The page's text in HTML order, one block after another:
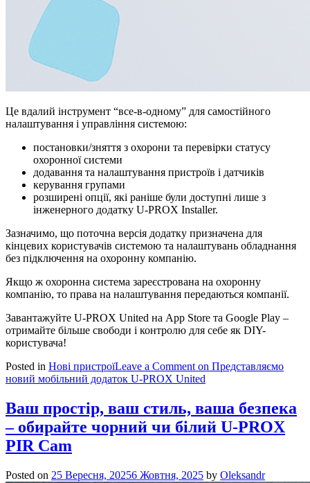
Це вдалий інструмент “все-в-одному” для самостійного
налаштування і управління системою:
постановки/зняття з охорони та перевірки статусу
охоронної системи
додавання та налаштування пристроїв і датчиків
керування групами
розширені опції, які раніше були доступні лише з
інженерного додатку U-PROX Installer.
Зазначимо, що поточна версія додатку призначена для
кінцевих користувачів системою та налаштувань обладнання
без підключення на охоронну компанію.
Якщо ж охоронна система зареєстрована на охоронну
компанію, то права на налаштування передаються компанії.
Завантажуйте U-PROX United на App Store та Google Play –
отримайте більше свободи і контролю для себе як DIY-
користувача!
Posted in Нові пристроїLeave a Comment on Представляємо
новий мобільний додаток U-PROX United
Ваш простір, ваш стиль, ваша безпека
– обирайте чорний чи білий U-PROX
PIR Cam
Posted on 25 Вересня, 20256 Жовтня, 2025 by Oleksandr